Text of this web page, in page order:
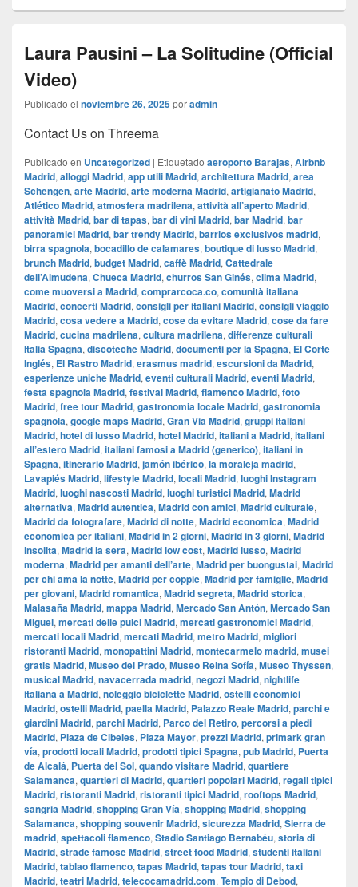
Laura Pausini – La Solitudine (Official
Video)
Publicado el noviembre 26, 2025poradmin
Contact Us on Threema
Publicado en Uncategorized | Etiquetado aeroporto Barajas, Airbnb
Madrid, alloggi Madrid, app utili Madrid, architettura Madrid, area
Schengen, arte Madrid, arte moderna Madrid, artigianato Madrid,
Atlético Madrid, atmosfera madrilena, attività all’aperto Madrid,
attività Madrid, bar di tapas, bar di vini Madrid, bar Madrid, bar
panoramici Madrid, bar trendy Madrid, barrios exclusivos madrid,
birra spagnola, bocadillo de calamares, boutique di lusso Madrid,
brunch Madrid, budget Madrid, caffè Madrid, Cattedrale
dell’Almudena, Chueca Madrid, churros San Ginés, clima Madrid,
come muoversi a Madrid, comprarcoca.co, comunità italiana
Madrid, concerti Madrid, consigli per italiani Madrid, consigli viaggio
Madrid, cosa vedere a Madrid, cose da evitare Madrid, cose da fare
Madrid, cucina madrilena, cultura madrilena, differenze culturali
Italia Spagna, discoteche Madrid, documenti per la Spagna, El Corte
Inglés, El Rastro Madrid, erasmus madrid, escursioni da Madrid,
esperienze uniche Madrid, eventi culturali Madrid, eventi Madrid,
festa spagnola Madrid, festival Madrid, flamenco Madrid, foto
Madrid, free tour Madrid, gastronomia locale Madrid, gastronomia
spagnola, google maps Madrid, ​​Gran Via Madrid, gruppi italiani
Madrid, hotel di lusso Madrid, hotel Madrid, italiani a Madrid, italiani
all’estero Madrid, italiani famosi a Madrid (generico), italiani in
Spagna, itinerario Madrid, jamón ibérico, la moraleja madrid,
Lavapiés Madrid, lifestyle Madrid, locali Madrid, luoghi Instagram
Madrid, luoghi nascosti Madrid, luoghi turistici Madrid, Madrid
alternativa, Madrid autentica, Madrid con amici, Madrid culturale,
Madrid da fotografare, Madrid di notte, Madrid economica, Madrid
economica per italiani, Madrid in 2 giorni, Madrid in 3 giorni, Madrid
insolita, Madrid la sera, Madrid low cost, Madrid lusso, Madrid
moderna, Madrid per amanti dell’arte, Madrid per buongustai, Madrid
per chi ama la notte, Madrid per coppie, Madrid per famiglie, Madrid
per giovani, Madrid romantica, Madrid segreta, Madrid storica,
Malasaña Madrid, mappa Madrid, Mercado San Antón, Mercado San
Miguel, mercati delle pulci Madrid, mercati gastronomici Madrid,
mercati locali Madrid, mercati Madrid, metro Madrid, migliori
ristoranti Madrid, monopattini Madrid, montecarmelo madrid, musei
gratis Madrid, Museo del Prado, Museo Reina Sofía, Museo Thyssen,
musical Madrid, navacerrada madrid, negozi Madrid, nightlife
italiana a Madrid, noleggio biciclette Madrid, ostelli economici
Madrid, ostelli Madrid, paella Madrid, Palazzo Reale Madrid, parchi e
giardini Madrid, parchi Madrid, Parco del Retiro, percorsi a piedi
Madrid, Plaza de Cibeles, Plaza Mayor, prezzi Madrid, primark gran
vía, prodotti locali Madrid, prodotti tipici Spagna, pub Madrid, Puerta
de Alcalá, Puerta del Sol, quando visitare Madrid, quartiere
Salamanca, quartieri di Madrid, quartieri popolari Madrid, regali tipici
Madrid, ristoranti Madrid, ristoranti tipici Madrid, rooftops Madrid,
sangria Madrid, shopping Gran Vía, shopping Madrid, shopping
Salamanca, shopping souvenir Madrid, sicurezza Madrid, Sierra de
madrid, spettacoli flamenco, Stadio Santiago Bernabéu, storia di
Madrid, strade famose Madrid, street food Madrid, studenti italiani
Madrid, tablao flamenco, tapas Madrid, tapas tour Madrid, taxi
Madrid, teatri Madrid, telecocamadrid.com, Tempio di Debod,